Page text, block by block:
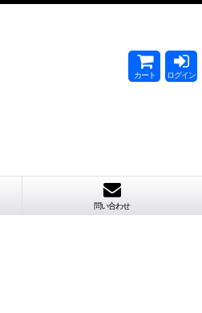
カート ログイン
問い合わせ